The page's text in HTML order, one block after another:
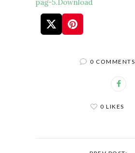
pag-5. Download
0 COMMENTS
0 LIKES